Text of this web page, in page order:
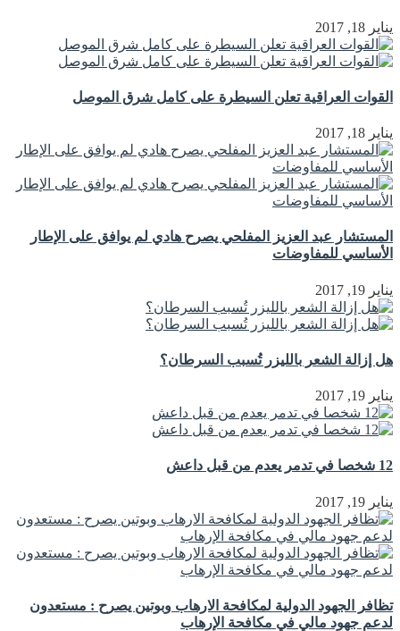
يناير 18, 2017
القوات العراقية تعلن السيطرة على كامل شرق الموصل
يناير 18, 2017
المستشار عبد العزيز المفلحي يصرح هادي لم يوافق على الإطار
الأساسي للمفاوضات
يناير 19, 2017
هل إزالة الشعر بالليزر تُسبب السرطان؟
يناير 19, 2017
12 شخصا في تدمر يعدم من قبل داعش
يناير 19, 2017
تظافر الجهود الدولية لمكافحة الارهاب وبوتين يصرح : مستعدون
لدعم جهود مالي في مكافحة الإرهاب